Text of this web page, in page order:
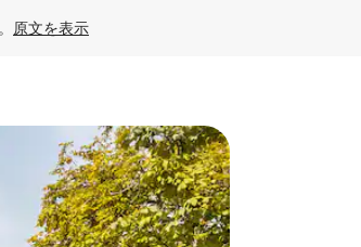
原文を表示